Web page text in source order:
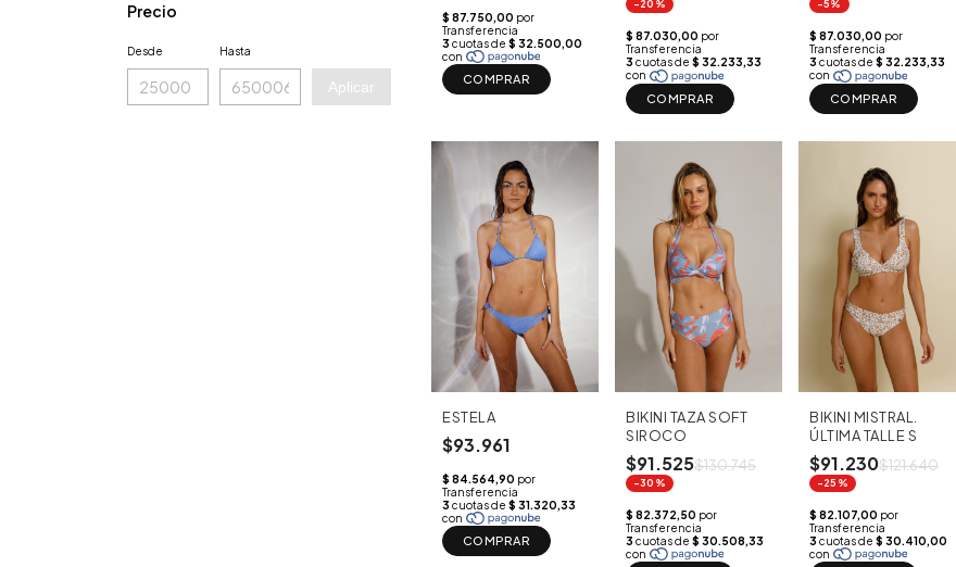
Precio
Desde Hasta
Aplicar COMPRAR
-20%
COMPRAR
-5%
COMPRAR
ESTELA
$93.961
COMPRAR
BIKINI TAZA SOFT
SIROCO
$91.525$130.745
-30%
BIKINI MISTRAL.
ÚLTIMA TALLE S
$91.230$121.640
-25%